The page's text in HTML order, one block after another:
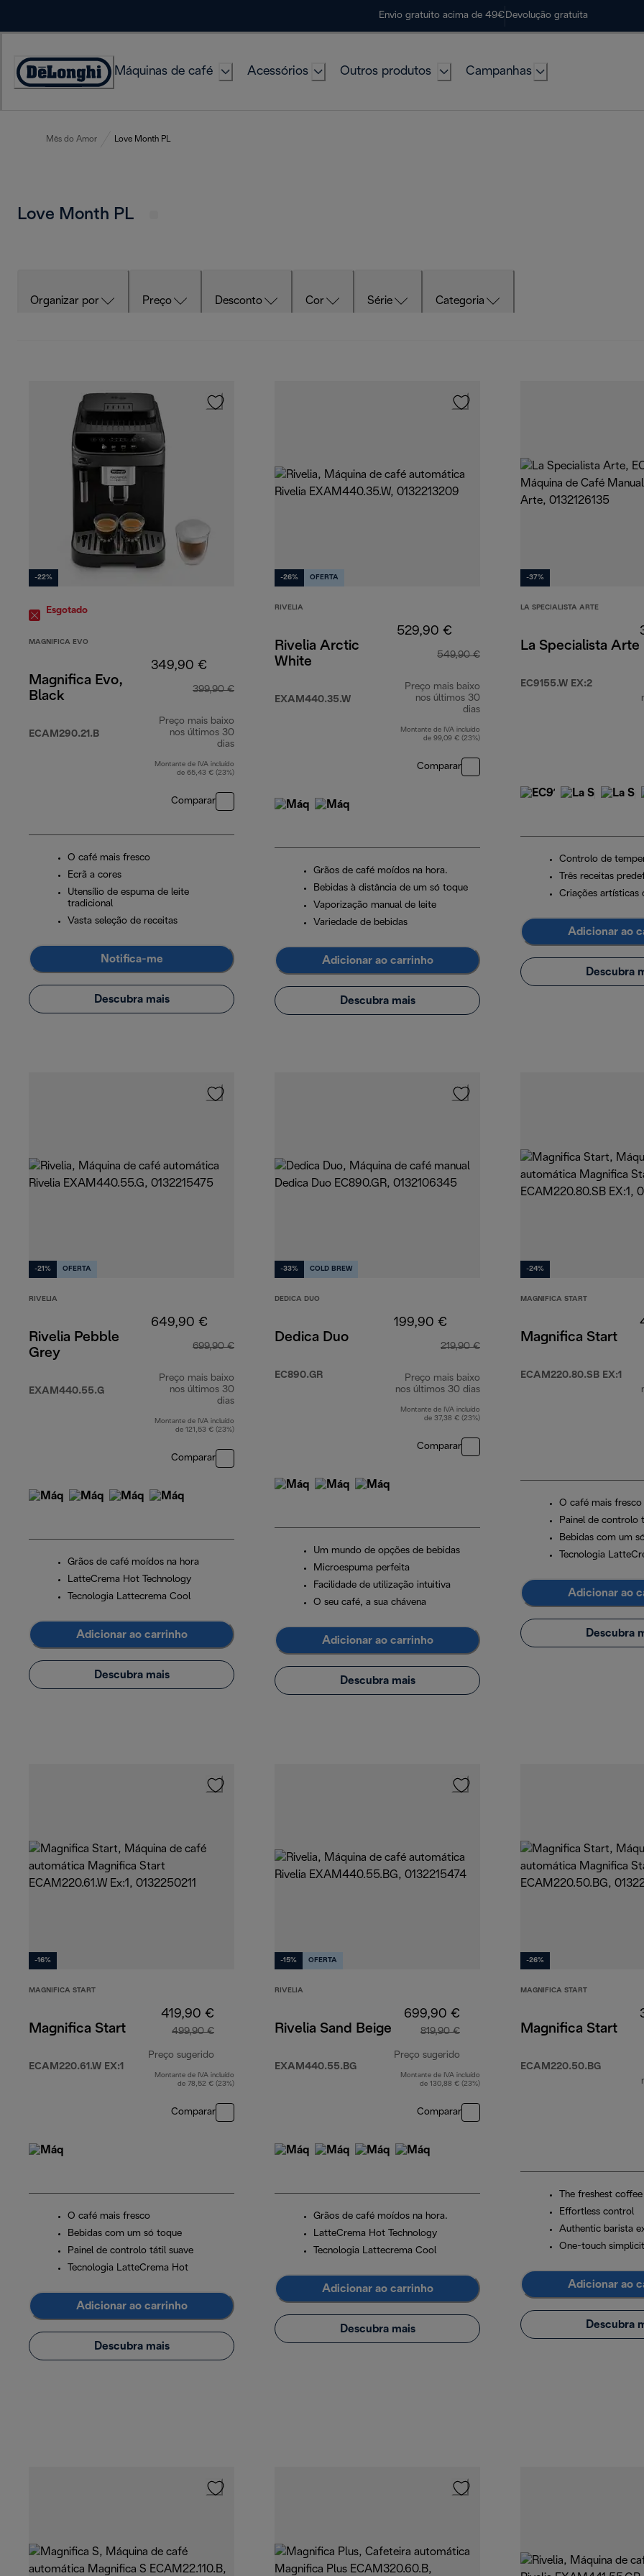
Envio gratuito acima de 49€ Devolução gratuita
Accessibility
Máquinas de café Acessórios Outros produtos Campanhas
Mês do Amor Love Month PL
Love Month PL
Organizar por Preço Desconto Cor Série Categoria
-22%
Esgotado
MAGNIFICA EVO
Magnifica Evo,
Black
ECAM290.21.B
349,90 €
399,90 €
Preço mais baixo
nos últimos 30
dias
Montante de IVA incluído
de 65,43 € (23%)
Comparar
O café mais fresco
Ecrã a cores
Utensílio de espuma de leite
tradicional
Vasta seleção de receitas
Notifica-me
Descubra mais
-26% OFERTA
RIVELIA
Rivelia Arctic
White
EXAM440.35.W
529,90 €
549,90 €
Preço mais baixo
nos últimos 30
dias
Montante de IVA incluído
de 99,09 € (23%)
Comparar
Grãos de café moídos na hora.
Bebidas à distância de um só toque
Vaporização manual de leite
Variedade de bebidas
Adicionar ao carrinho
Descubra mais
-37%
LA SPECIALISTA ARTE
La Specialista Arte
EC9155.W EX:2
Controlo de
Três receitas
Criações artísticas
Adicionar ao
Descubra
-21% OFERTA
RIVELIA
Rivelia Pebble
Grey
EXAM440.55.G
649,90 €
699,90 €
Preço mais baixo
nos últimos 30
dias
Montante de IVA incluído
de 121,53 € (23%)
Comparar
Grãos de café moídos na hora
LatteCrema Hot Technology
Tecnologia Lattecrema Cool
Adicionar ao carrinho
Descubra mais
-33% COLD BREW
DEDICA DUO
Dedica Duo
EC890.GR
199,90 €
219,90 €
Preço mais baixo
nos últimos 30 dias
Montante de IVA incluído
de 37,38 € (23%)
Comparar
Um mundo de opções de bebidas
Microespuma perfeita
Facilidade de utilização intuitiva
O seu café, a sua chávena
Adicionar ao carrinho
Descubra mais
-24%
MAGNIFICA START
Magnifica Start
ECAM220.80.SB EX:1
O café mais fresco
Painel de controlo
Bebidas com um
Tecnologia
Adicionar ao
Descubra
-16%
MAGNIFICA START
Magnifica Start
ECAM220.61.W EX:1
419,90 €
499,90 €
Preço sugerido
preço original 499,90 €
Montante de IVA incluído
de 78,52 € (23%)
Comparar
O café mais fresco
Bebidas com um só toque
Painel de controlo tátil suave
Tecnologia LatteCrema Hot
Adicionar ao carrinho
Descubra mais
-15% OFERTA
RIVELIA
Rivelia Sand Beige
EXAM440.55.BG
699,90 €
819,90 €
Preço sugerido
preço original 819,90 €
Montante de IVA incluído
de 130,88 € (23%)
Comparar
Grãos de café moídos na hora.
LatteCrema Hot Technology
Tecnologia Lattecrema Cool
Adicionar ao carrinho
Descubra mais
-26%
MAGNIFICA START
Magnifica Start
ECAM220.50.BG
The freshest coffee
Effortless control
Authentic barista
One-touch
Adicionar ao
Descubra